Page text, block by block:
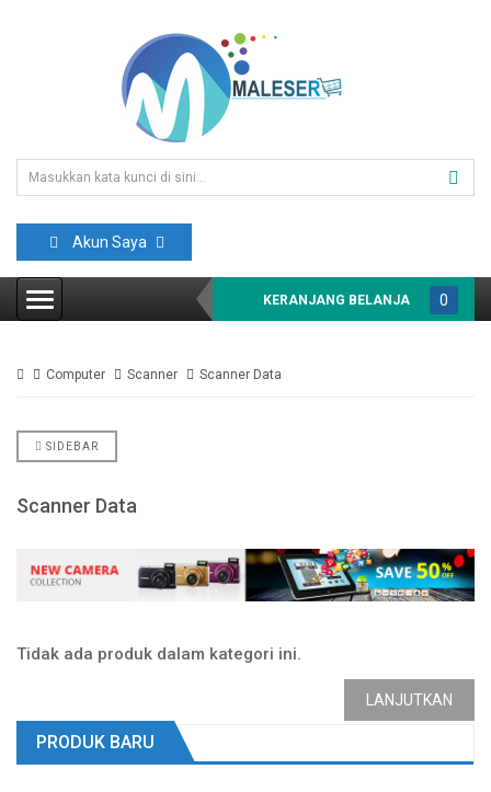
Akun Saya
KERANJANG BELANJA
0
Computer Scanner Scanner Data
SIDEBAR
Scanner Data
Tidak ada produk dalam kategori ini.
LANJUTKAN
PRODUK BARU